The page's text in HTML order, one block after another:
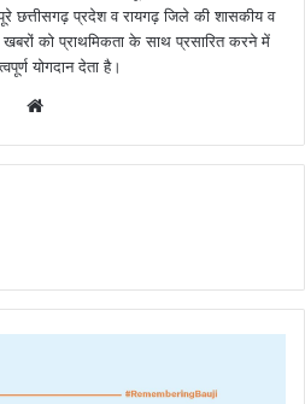
प्रदेश व रायगढ़ जिले की शासकीय व
को प्राथमिकता के साथ प्रसारित करने में
योगदान देता है।